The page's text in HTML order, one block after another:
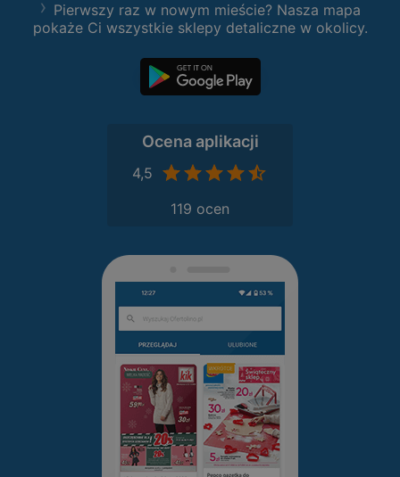
Pierwszy raz w nowym mieście? Nasza mapa
pokaże Ci wszystkie sklepy detaliczne w okolicy.
Ocena aplikacji
4,5
119 ocen